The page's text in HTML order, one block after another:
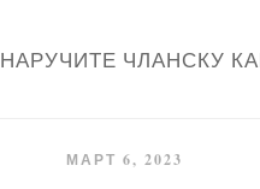
НАРУЧИТЕ ЧЛАНСКУ
МАРТ 6, 2023